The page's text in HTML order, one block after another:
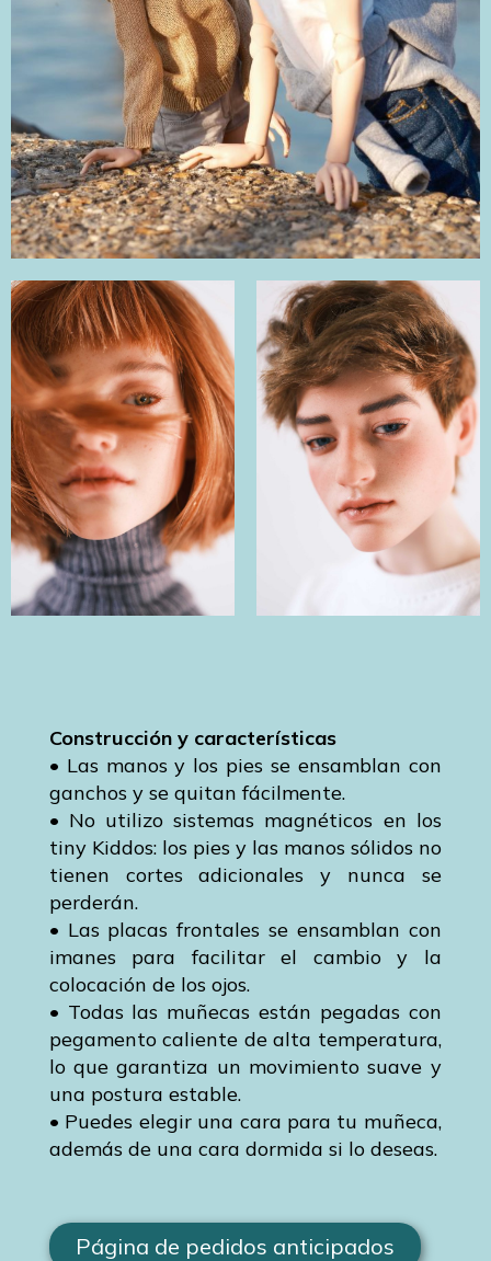
Construcción y características
• Las manos y los pies se ensamblan con
ganchos y se quitan fácilmente.
• No utilizo sistemas magnéticos en los
tiny Kiddos: los pies y las manos sólidos no
tienen cortes adicionales y nunca se
perderán.
• Las placas frontales se ensamblan con
imanes para facilitar el cambio y la
colocación de los ojos.
• Todas las muñecas están pegadas con
pegamento caliente de alta temperatura,
lo que garantiza un movimiento suave y
una postura estable.
• Puedes elegir una cara para tu muñeca,
además de una cara dormida si lo deseas.
Página de pedidos anticipados